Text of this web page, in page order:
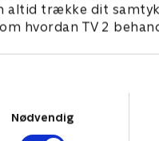
altid trække dit
hvordan TV 2
Nødvendig